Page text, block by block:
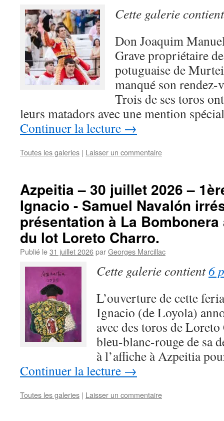
Cette galerie
Don Joaquim
Grave propriétaire
potuguaise de
manqué son rendez-
Trois de ses toros
leurs matadors avec une mention
Continuer la lecture →
Toutes les galeries | Laisser un commentaire
Azpeitia – 30 juillet 2026 –
Ignacio - Samuel Navalón
présentation à La
du lot Loreto Charro.
Publié le31 juillet 2026parGeorges Marcillac
Cette galerie contient6
L’ouverture de cette
Ignacio (de Loyola)
avec des toros de
bleu-blanc-rouge de sa
à l’affiche à Azpeitia
Continuer la lecture →
Toutes les galeries | Laisser un commentaire